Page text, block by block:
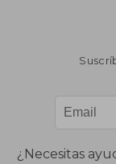
¿Necesitas